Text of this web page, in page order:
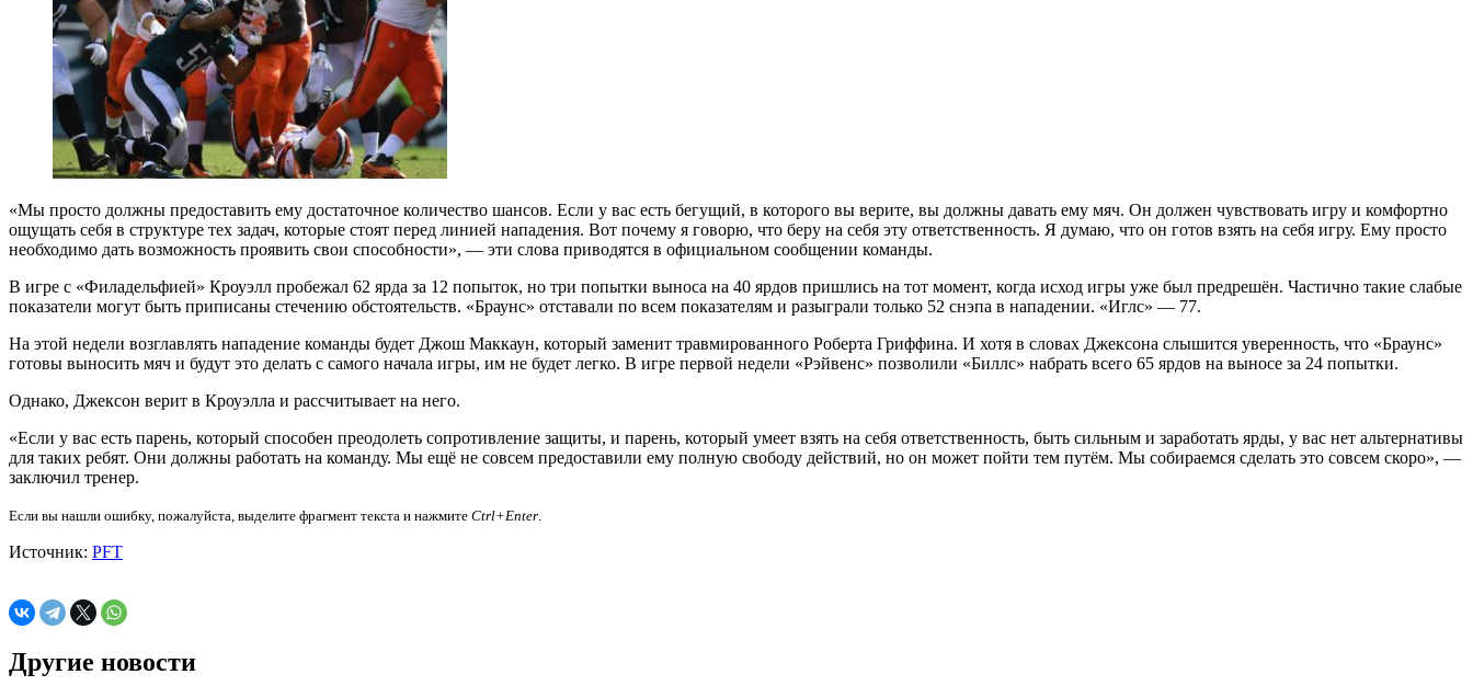
«Мы просто должны предоставить ему достаточное количество шансов. Если у вас есть бегущий, в которого вы верите, вы должны давать ему мяч. Он должен чувствовать игру и комфортно
ощущать себя в структуре тех задач, которые стоят перед линией нападения. Вот почему я говорю, что беру на себя эту ответственность. Я думаю, что он готов взять на себя игру. Ему просто
необходимо дать возможность проявить свои способности», — эти слова приводятся в официальном сообщении команды.
В игре с «Филадельфией» Кроуэлл пробежал 62 ярда за 12 попыток, но три попытки выноса на 40 ярдов пришлись на тот момент, когда исход игры уже был предрешён. Частично такие слабые
показатели могут быть приписаны стечению обстоятельств. «Браунс» отставали по всем показателям и разыграли только 52 снэпа в нападении. «Иглс» — 77.
На этой недели возглавлять нападение команды будет Джош Маккаун, который заменит травмированного Роберта Гриффина. И хотя в словах Джексона слышится уверенность, что «Браунс»
готовы выносить мяч и будут это делать с самого начала игры, им не будет легко. В игре первой недели «Рэйвенс» позволили «Биллс» набрать всего 65 ярдов на выносе за 24 попытки.
Однако, Джексон верит в Кроуэлла и рассчитывает на него.
«Если у вас есть парень, который способен преодолеть сопротивление защиты, и парень, который умеет взять на себя ответственность, быть сильным и заработать ярды, у вас нет альтернативы
для таких ребят. Они должны работать на команду. Мы ещё не совсем предоставили ему полную свободу действий, но он может пойти тем путём. Мы собираемся сделать это совсем скоро», —
заключил тренер.
Если вы нашли ошибку, пожалуйста, выделите фрагмент текста и нажмите Ctrl+Enter.
Источник: PFT
Другие новости